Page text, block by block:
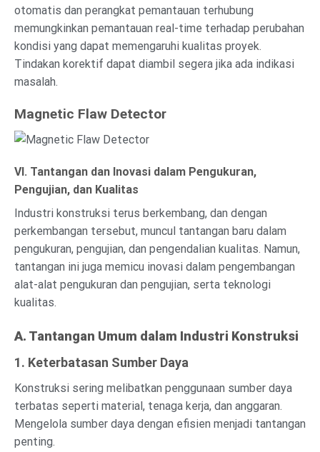
otomatis dan perangkat pemantauan terhubung
memungkinkan pemantauan real-time terhadap perubahan
kondisi yang dapat memengaruhi kualitas proyek.
Tindakan korektif dapat diambil segera jika ada indikasi
masalah.
Magnetic Flaw Detector
VI. Tantangan dan Inovasi dalam Pengukuran,
Pengujian, dan Kualitas
Industri konstruksi terus berkembang, dan dengan
perkembangan tersebut, muncul tantangan baru dalam
pengukuran, pengujian, dan pengendalian kualitas. Namun,
tantangan ini juga memicu inovasi dalam pengembangan
alat-alat pengukuran dan pengujian, serta teknologi
kualitas.
A. Tantangan Umum dalam Industri Konstruksi
1. Keterbatasan Sumber Daya
Konstruksi sering melibatkan penggunaan sumber daya
terbatas seperti material, tenaga kerja, dan anggaran.
Mengelola sumber daya dengan efisien menjadi tantangan
penting.